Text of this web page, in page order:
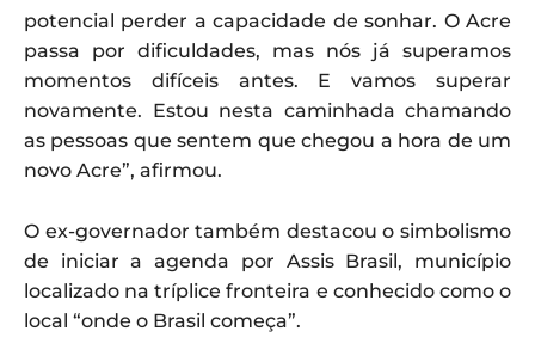
potencial perder a capacidade de sonhar. O Acre
passa por dificuldades, mas nós já superamos
momentos difíceis antes. E vamos superar
novamente. Estou nesta caminhada chamando
as pessoas que sentem que chegou a hora de um
novo Acre”, afirmou.
O ex-governador também destacou o simbolismo
de iniciar a agenda por Assis Brasil, município
localizado na tríplice fronteira e conhecido como o
local “onde o Brasil começa”.